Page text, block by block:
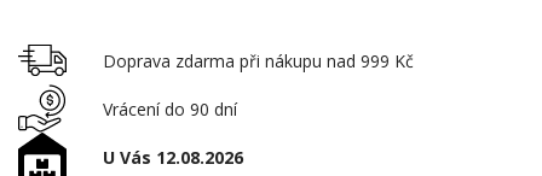
Doprava zdarma při nákupu nad 999 Kč
Vrácení do 90 dní
U Vás 12.08.2026